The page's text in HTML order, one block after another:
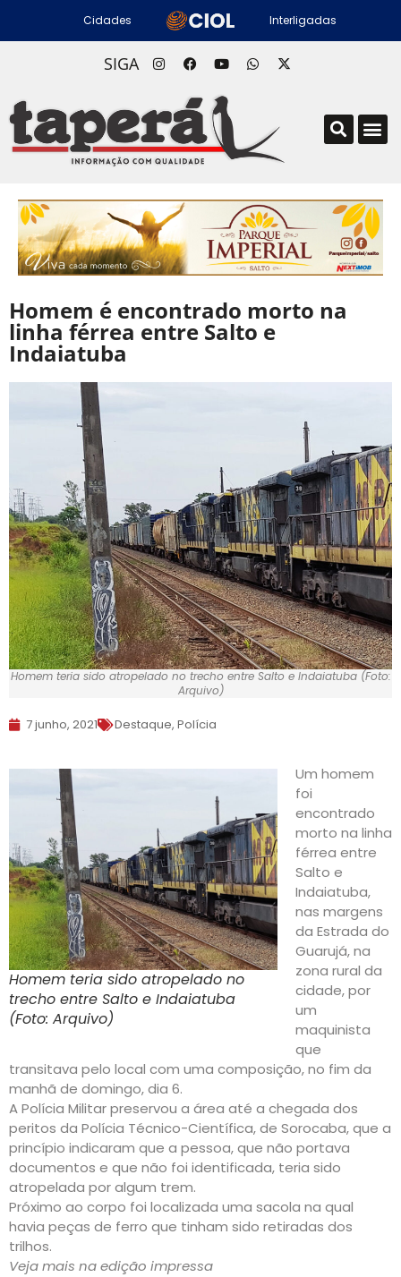
Cidades Interligadas
SIGA
Homem é encontrado morto na
linha férrea entre Salto e
Indaiatuba
Homem teria sido atropelado no trecho entre Salto e Indaiatuba (Foto:
Arquivo)
7 junho, 2021 Destaque, Polícia
Homem teria sido atropelado no
trecho entre Salto e Indaiatuba
(Foto: Arquivo)
Um homem
foi
encontrado
morto na linha
férrea entre
Salto e
Indaiatuba,
nas margens
da Estrada do
Guarujá, na
zona rural da
cidade, por
um
maquinista
que
transitava pelo local com uma composição, no fim da
manhã de domingo, dia 6.
A Polícia Militar preservou a área até a chegada dos
peritos da Polícia Técnico-Científica, de Sorocaba, que a
princípio indicaram que a pessoa, que não portava
documentos e que não foi identificada, teria sido
atropelada por algum trem.
Próximo ao corpo foi localizada uma sacola na qual
havia peças de ferro que tinham sido retiradas dos
trilhos.
Veja mais na edição impressa